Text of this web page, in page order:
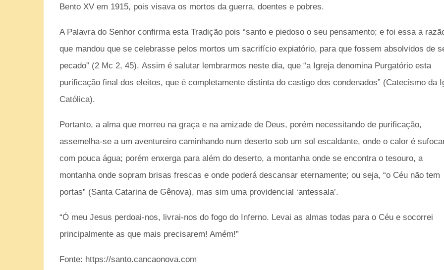
Bento XV em 1915, pois visava os mortos da guerra, doentes e pobres.
A Palavra do Senhor confirma esta Tradição pois “santo e piedoso o seu pensamento; e foi essa a
que mandou que se celebrasse pelos mortos um sacrifício expiatório, para que fossem absolvidos de
pecado” (2 Mc 2, 45). Assim é salutar lembrarmos neste dia, que “a Igreja denomina Purgatório esta
purificação final dos eleitos, que é completamente distinta do castigo dos condenados” (Catecismo da
Católica).
Portanto, a alma que morreu na graça e na amizade de Deus, porém necessitando de purificação,
assemelha-se a um aventureiro caminhando num deserto sob um sol escaldante, onde o calor é
com pouca água; porém enxerga para além do deserto, a montanha onde se encontra o tesouro, a
montanha onde sopram brisas frescas e onde poderá descansar eternamente; ou seja, “o Céu não tem
portas” (Santa Catarina de Gênova), mas sim uma providencial ‘antessala’.
“Ó meu Jesus perdoai-nos, livrai-nos do fogo do Inferno. Levai as almas todas para o Céu e socorrei
principalmente as que mais precisarem! Amém!”
Fonte: https://santo.cancaonova.com